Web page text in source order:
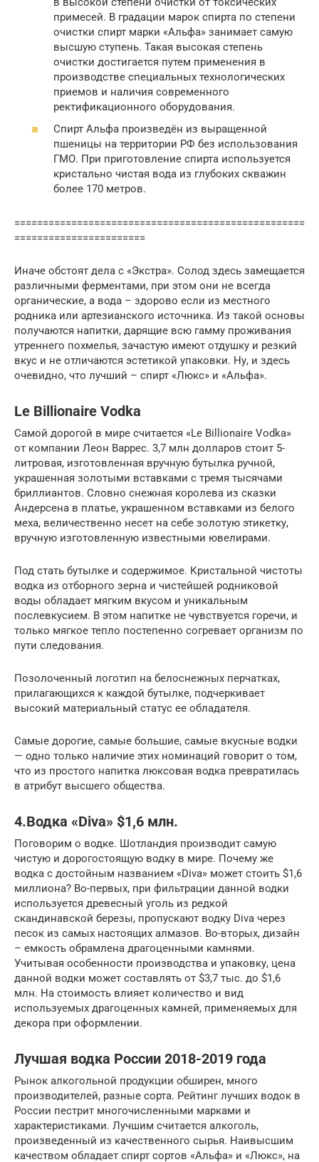
примесей. В градации марок спирта по степени
очистки спирт марки «Альфа» занимает самую
высшую ступень. Такая высокая степень
очистки достигается путем применения в
производстве специальных технологических
приемов и наличия современного
ректификационного оборудования.
Спирт Альфа произведён из выращенной
пшеницы на территории РФ без использования
ГМО. При приготовление спирта используется
кристально чистая вода из глубоких скважин
более 170 метров.
===================================================
=======================
Иначе обстоят дела с «Экстра». Солод здесь замещается
различными ферментами, при этом они не всегда
органические, а вода – здорово если из местного
родника или артезианского источника. Из такой основы
получаются напитки, дарящие всю гамму проживания
утреннего похмелья, зачастую имеют отдушку и резкий
вкус и не отличаются эстетикой упаковки. Ну, и здесь
очевидно, что лучший – спирт «Люкс» и «Альфа».
Le Billionaire Vodka
Самой дорогой в мире считается «Le Billionaire Vodka»
от компании Леон Варрес. 3,7 млн долларов стоит 5-
литровая, изготовленная вручную бутылка ручной,
украшенная золотыми вставками с тремя тысячами
бриллиантов. Словно снежная королева из сказки
Андерсена в платье, украшенном вставками из белого
меха, величественно несет на себе золотую этикетку,
вручную изготовленную известными ювелирами.
Под стать бутылке и содержимое. Кристальной чистоты
водка из отборного зерна и чистейшей родниковой
воды обладает мягким вкусом и уникальным
послевкусием. В этом напитке не чувствуется горечи, и
только мягкое тепло постепенно согревает организм по
пути следования.
Позолоченный логотип на белоснежных перчатках,
прилагающихся к каждой бутылке, подчеркивает
высокий материальный статус ее обладателя.
Самые дорогие, самые большие, самые вкусные водки
— одно только наличие этих номинаций говорит о том,
что из простого напитка люксовая водка превратилась
в атрибут высшего общества.
4.Водка «Diva» $1,6 млн.
Поговорим о водке. Шотландия производит самую
чистую и дорогостоящую водку в мире. Почему же
водка с достойным названием «Diva» может стоить $1,6
миллиона? Во-первых, при фильтрации данной водки
используется древесный уголь из редкой
скандинавской березы, пропускают водку Diva через
песок из самых настоящих алмазов. Во-вторых, дизайн
– емкость обрамлена драгоценными камнями.
Учитывая особенности производства и упаковку, цена
данной водки может составлять от $3,7 тыс. до $1,6
млн. На стоимость влияет количество и вид
используемых драгоценных камней, применяемых для
декора при оформлении.
Лучшая водка России 2018-2019 года
Рынок алкогольной продукции обширен, много
производителей, разные сорта. Рейтинг лучших водок в
России пестрит многочисленными марками и
характеристиками. Лучшим считается алкоголь,
произведенный из качественного сырья. Наивысшим
качеством обладает спирт сортов «Альфа» и «Люкс», на